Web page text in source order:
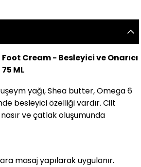
Cream - Besleyici ve Onarıcı
ML
yağı, Shea butter, Omega 6
besleyici özelliği vardır. Cilt
ve çatlak oluşumunda
masaj yapılarak uygulanır.